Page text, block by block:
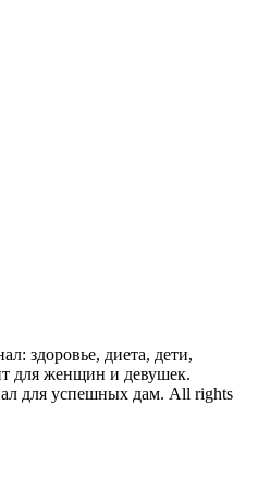
здоровье, диета, дети,
для женщин и девушек.
для успешных дам. All rights